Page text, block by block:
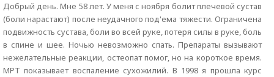
Добрый день. Мне 58 лет. У меня с ноября болит плечевой сустав
(боли нарастают) после неудачного под'ема тяжести. Ограничена
подвижность сустава, боли во всей руке, потеря силы в руке, боль
в спине и шее. Ночью невозможно спать. Препараты вызывают
нежелательные реакции, остеопат помог, но на короткое время.
МРТ показывает воспаление сухожилий. В 1998 я прошла курс